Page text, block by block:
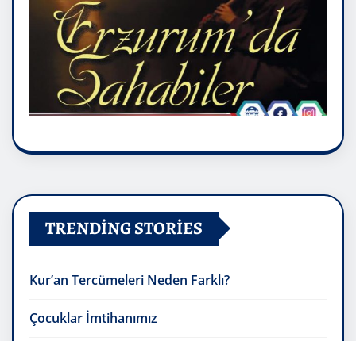
TRENDING STORIES
Kur’an Tercümeleri Neden Farklı?
Çocuklar İmtihanımız